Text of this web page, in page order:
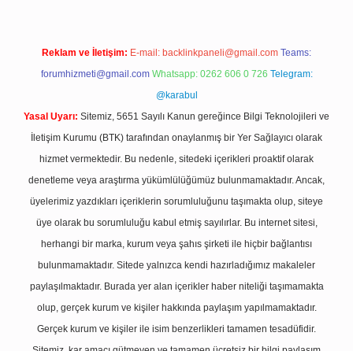
Reklam ve İletişim: E-mail: backlinkpaneli@gmail.com Teams:
forumhizmeti@gmail.com Whatsapp: 0262 606 0 726 Telegram:
@karabul
Yasal Uyarı: Sitemiz, 5651 Sayılı Kanun gereğince Bilgi Teknolojileri ve
İletişim Kurumu (BTK) tarafından onaylanmış bir Yer Sağlayıcı olarak
hizmet vermektedir. Bu nedenle, sitedeki içerikleri proaktif olarak
denetleme veya araştırma yükümlülüğümüz bulunmamaktadır. Ancak,
üyelerimiz yazdıkları içeriklerin sorumluluğunu taşımakta olup, siteye
üye olarak bu sorumluluğu kabul etmiş sayılırlar. Bu internet sitesi,
herhangi bir marka, kurum veya şahıs şirketi ile hiçbir bağlantısı
bulunmamaktadır. Sitede yalnızca kendi hazırladığımız makaleler
paylaşılmaktadır. Burada yer alan içerikler haber niteliği taşımamakta
olup, gerçek kurum ve kişiler hakkında paylaşım yapılmamaktadır.
Gerçek kurum ve kişiler ile isim benzerlikleri tamamen tesadüfidir.